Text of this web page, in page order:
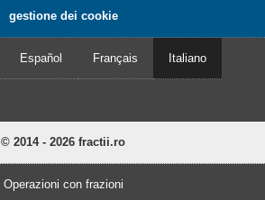
gestione dei cookie
Español Français Italiano
© 2014 - 2026 fractii.ro
Operazioni con frazioni